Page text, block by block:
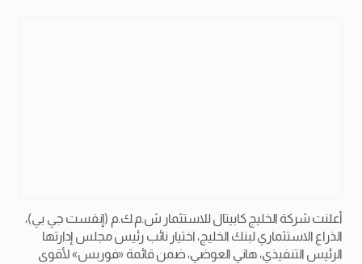
أعلنت شركة الخليج كابيتال للاستثمار ش.م.ك.م (إنفست جي بي)،
الذراع الاستثماري لبنك الخليج، اختيار نائب رئيس مجلس إدارتها
الرئيس التنفيذي، هاني العوضي، ضمن قائمة «فوربس» لأقوى